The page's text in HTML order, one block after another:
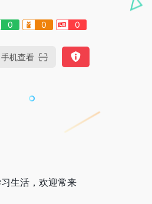
0 0 0
手机查看
生活，欢迎常来